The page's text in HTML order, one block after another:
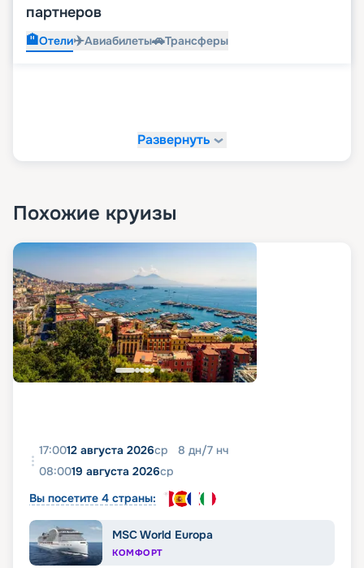
партнеров
🏨Отели✈️Авиабилеты🚗Трансферы
Развернуть
Похожие круизы
17:0012 августа 2026ср 8 дн/7 нч
08:0019 августа 2026ср
Вы посетите 4 страны:
MSC World Europa
КОМФОРТ